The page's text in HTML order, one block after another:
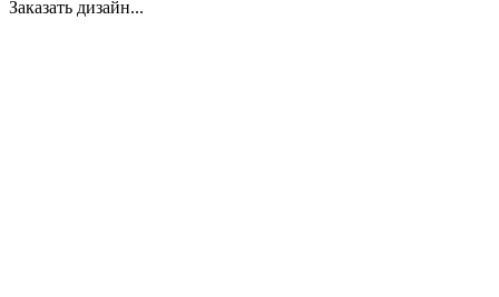
Заказать дизайн...